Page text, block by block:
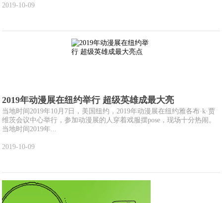
2019-10-09
2019年动漫展在纽约举行 超级英雄成最大亮
当地时间2019年10月7日，美国纽约，2019年动漫展在纽约雅各布·k·贾
维茨会议中心举行，参加动漫展的人穿着戏服摆pose，现场十分热闹。
当地时间2019年...
2019-10-09